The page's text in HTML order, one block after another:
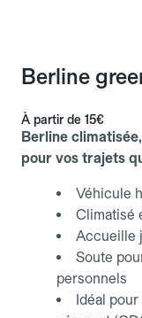
Berline
À partir de 15€
Berline
pour vos trajets
Véhicule
Climatisé
Accueille
Soute
personnels
Idéal